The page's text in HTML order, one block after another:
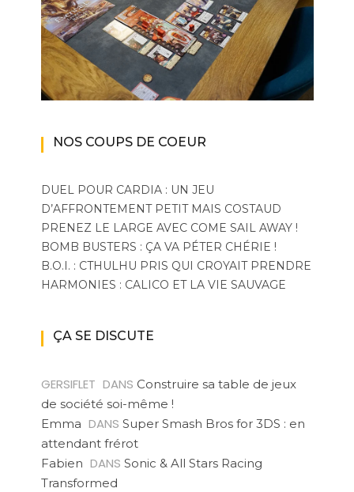
NOS COUPS DE COEUR
DUEL POUR CARDIA : UN JEU
D’AFFRONTEMENT PETIT MAIS COSTAUD
PRENEZ LE LARGE AVEC COME SAIL AWAY !
BOMB BUSTERS : ÇA VA PÉTER CHÉRIE !
B.O.I. : CTHULHU PRIS QUI CROYAIT PRENDRE
HARMONIES : CALICO ET LA VIE SAUVAGE
ÇA SE DISCUTE
GERSIFLET DANS Construire sa table de jeux
de société soi-même !
Emma DANS Super Smash Bros for 3DS : en
attendant frérot
Fabien DANS Sonic & All Stars Racing
Transformed